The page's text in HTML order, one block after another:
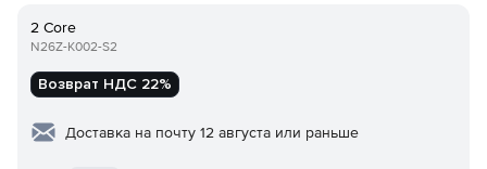
2 Core
N26Z-K002-S2
Возврат НДС 22%
Доставка на почту 12 августа или раньше